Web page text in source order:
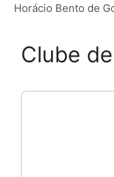
Horácio Bento de
Clube